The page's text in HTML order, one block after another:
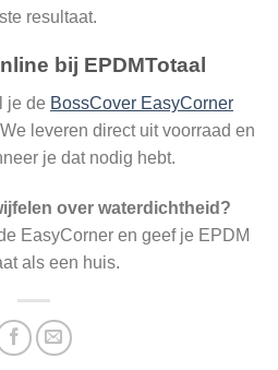
resultaat.
bij EPDMTotaal
je de BossCover EasyCorner
leveren direct uit voorraad en
je dat nodig hebt.
over waterdichtheid?
EasyCorner en geef je EPDM
als een huis.